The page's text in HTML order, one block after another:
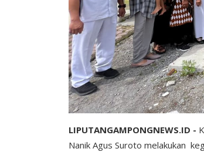
LIPUTANGAMPONGNEWS.ID -
Nanik Agus Suroto melakukan